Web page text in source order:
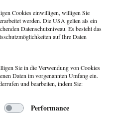
Cookies einwilligen, willigen Sie
werden. Die USA gelten als ein
Datenschutzniveau. Es besteht das
auf Ihre Daten
Sie in die Verwendung von Cookies
Daten im vorgenannten Umfang ein.
und bearbeiten, indem Sie:
Performance